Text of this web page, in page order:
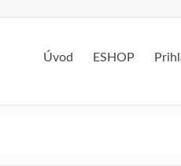
Úvod ESHOP